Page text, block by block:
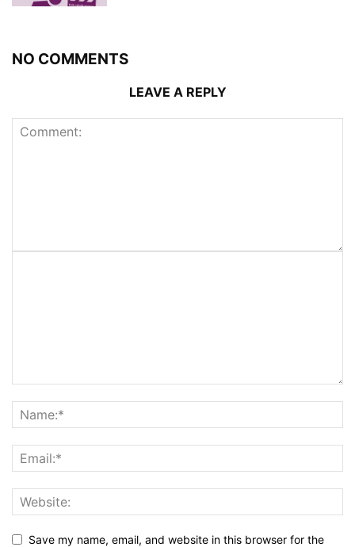
NO COMMENTS
LEAVE A REPLY
Save my name, email, and website in this browser for the